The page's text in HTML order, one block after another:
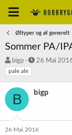
Øltyper og øl generelt
Sommer PA/
T
r
å
d
s
t
a
r
t
bigp
S
t
t
o
26 Mai
pale ale
B bigp
26 Mai 2016